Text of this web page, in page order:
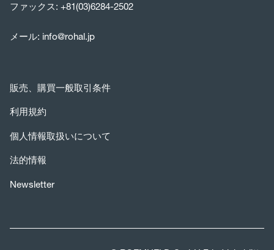
ファックス: +81(03)6284-2502
メール: info@rohal.jp
販売、購買一般取引条件
利用規約
個人情報取扱いについて
法的情報
Newsletter